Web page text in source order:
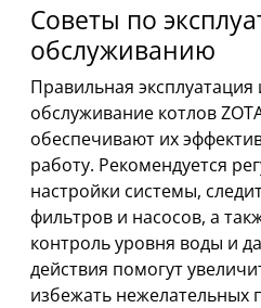
Советы по
обслуживанию
Правильная
обслуживание котлов
обеспечивают их
работу. Рекомендуется
настройки системы,
фильтров и насосов, а
контроль уровня воды и
действия помогут
избежать нежелательных